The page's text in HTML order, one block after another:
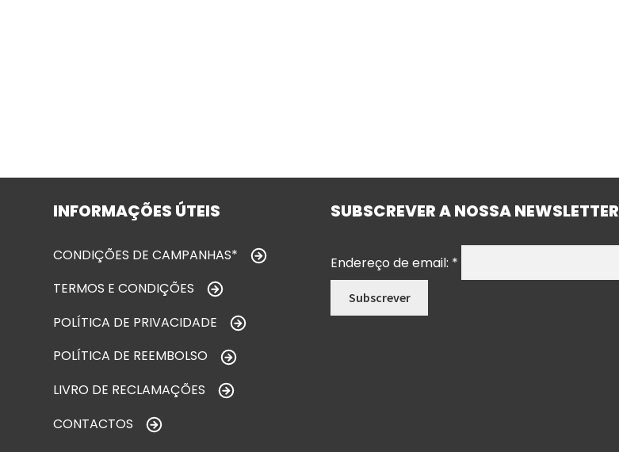
INFORMAÇÕES ÚTEIS
CONDIÇÕES DE CAMPANHAS*
TERMOS E CONDIÇÕES
POLÍTICA DE PRIVACIDADE
POLÍTICA DE REEMBOLSO
LIVRO DE RECLAMAÇÕES
CONTACTOS
SUBSCREVER A NOSSA NEWSLETTER
Endereço de email: *